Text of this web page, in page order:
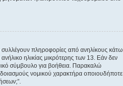
πληροφορίες από ανηλίκους κάτω
ηλικίας μικρότερης των 13. Εάν δεν
σύμβουλο για βοήθεια. Παρακαλώ
νομικού χαρακτήρα οποιουδήποτε